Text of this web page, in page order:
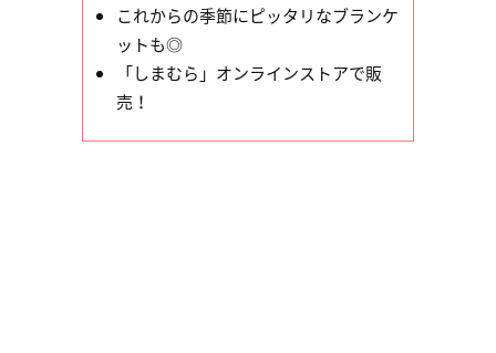
これからの季節にピッタリなブランケ
ットも◎
「しまむら」オンラインストアで販
売！